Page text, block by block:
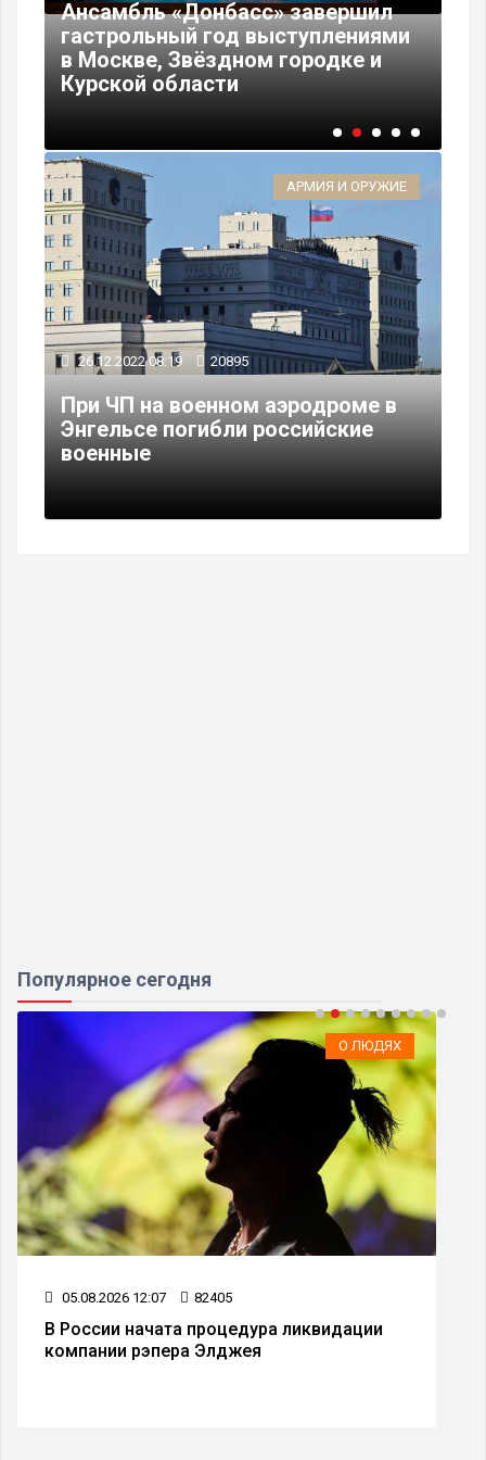
Ансамбль «Донбасс» завершил
гастрольный год выступлениями
в Москве, Звёздном городке и
Курской области
АРМИЯ И ОРУЖИЕ
26.12.2022 08:19 20895
При ЧП на военном аэродроме в
Энгельсе погибли российские
военные
Популярное сегодня
О ЛЮДЯХ
05.08.2026 12:07 82405
В России начата процедура ликвидации
компании рэпера Элджея